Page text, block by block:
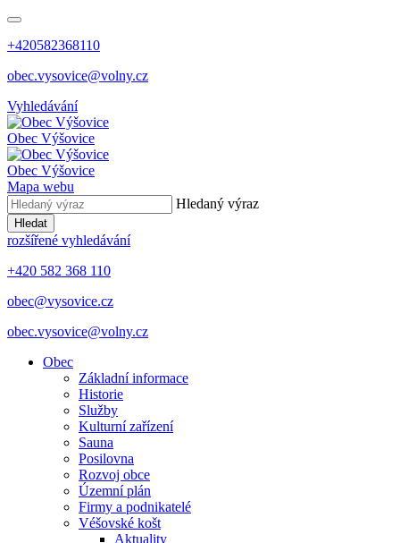
+420582368110
obec.vysovice@volny.cz
Vyhledávání
Obec Výšovice
Obec Výšovice
Mapa webu
Hledaný výraz
Hledat
rozšířené vyhledávání
+420 582 368 110
obec@vysovice.cz
obec.vysovice@volny.cz
Obec
Základní informace
Historie
Služby
Kulturní zařízení
Sauna
Posilovna
Rozvoj obce
Územní plán
Firmy a podnikatelé
Véšovské košt
Aktuality